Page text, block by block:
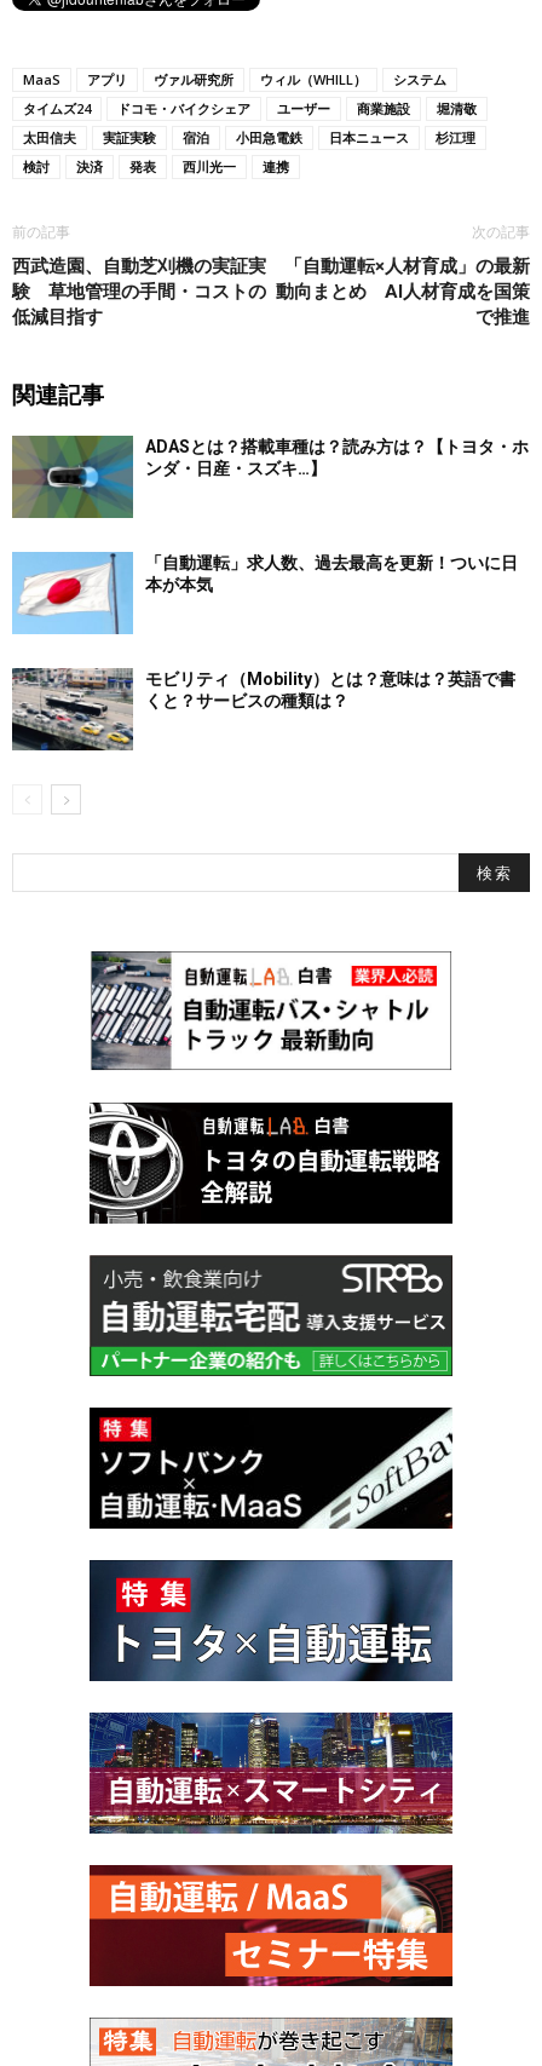
MaaS アプリ ヴァル研究所 ウィル（WHILL）
システム
タイムズ24
ドコモ・バイクシェア ユーザー 商業施設
堀清敬
太田信夫
実証実験 宿泊 小田急電鉄 日本ニュース
杉江理
検討
決済 発表 西川光一 連携
前の記事
西武造園、自動芝刈機の実証実
験 草地管理の手間・コストの
低減目指す
次の記事
「自動運転×人材育成」の最新
動向まとめ AI人材育成を国策
で推進
関連記事
ADASとは？搭載車種は？読み方は？【トヨタ・ホ
ンダ・日産・スズキ…】
「自動運転」求人数、過去最高を更新！ついに日
本が本気
モビリティ（Mobility）とは？意味は？英語で書
くと？サービスの種類は？